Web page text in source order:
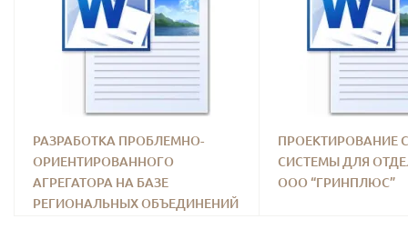
РАЗРАБОТКА ПРОБЛЕМНО-
ОРИЕНТИРОВАННОГО
АГРЕГАТОРА НА БАЗЕ
РЕГИОНАЛЬНЫХ ОБЪЕДИНЕНИЙ
ПРОЕКТИРОВАНИЕ
СИСТЕМЫ ДЛЯ
ООО “ГРИНПЛЮС”